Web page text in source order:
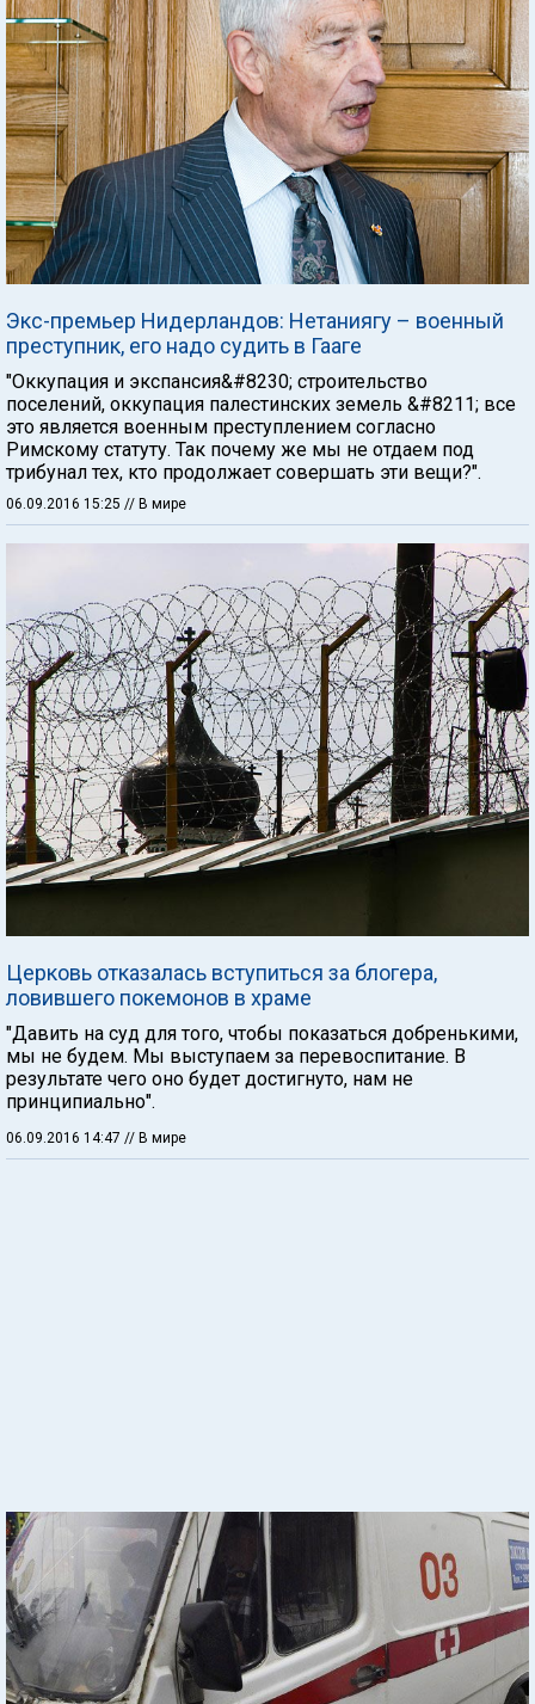
Экс-премьер Нидерландов: Нетаниягу – военный
преступник, его надо судить в Гааге
"Оккупация и экспансия&#8230; строительство
поселений, оккупация палестинских земель &#8211; все
это является военным преступлением согласно
Римскому статуту. Так почему же мы не отдаем под
трибунал тех, кто продолжает совершать эти вещи?".
06.09.2016 15:25 // В мире
Церковь отказалась вступиться за блогера,
ловившего покемонов в храме
"Давить на суд для того, чтобы показаться добренькими,
мы не будем. Мы выступаем за перевоспитание. В
результате чего оно будет достигнуто, нам не
принципиально".
06.09.2016 14:47 // В мире